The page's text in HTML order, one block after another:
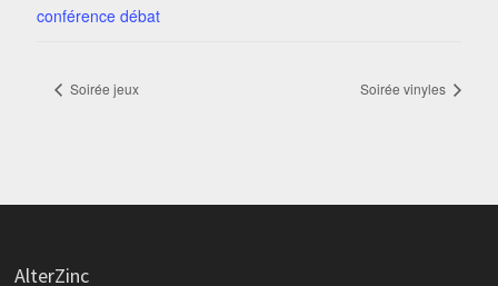
conférence débat
Soirée jeux Soirée vinyles
AlterZinc